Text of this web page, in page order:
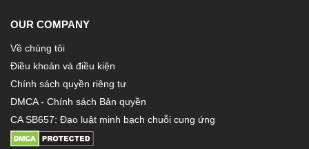
OUR COMPANY
Về chúng tôi
Điều khoản và điều kiện
Chính sách quyền riêng tư
DMCA - Chính sách Bản quyền
CA SB657: Đạo luật minh bạch chuỗi cung ứng